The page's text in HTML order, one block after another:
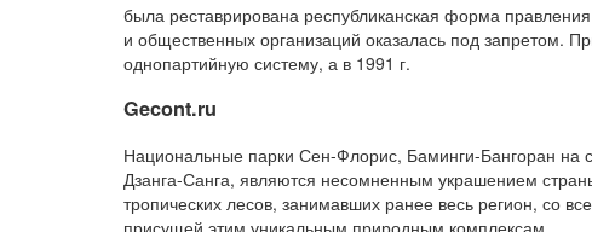
была реставрирована республиканская форма
и общественных организаций оказалась под запретом.
однопартийную систему, а в 1991 г.
Gecont.ru
Национальные парки Сен-Флорис, Баминги-Бангоран на
Дзанга-Санга, являются несомненным украшением
тропических лесов, занимавших ранее весь регион, со
присущей этим уникальным природным комплексам.